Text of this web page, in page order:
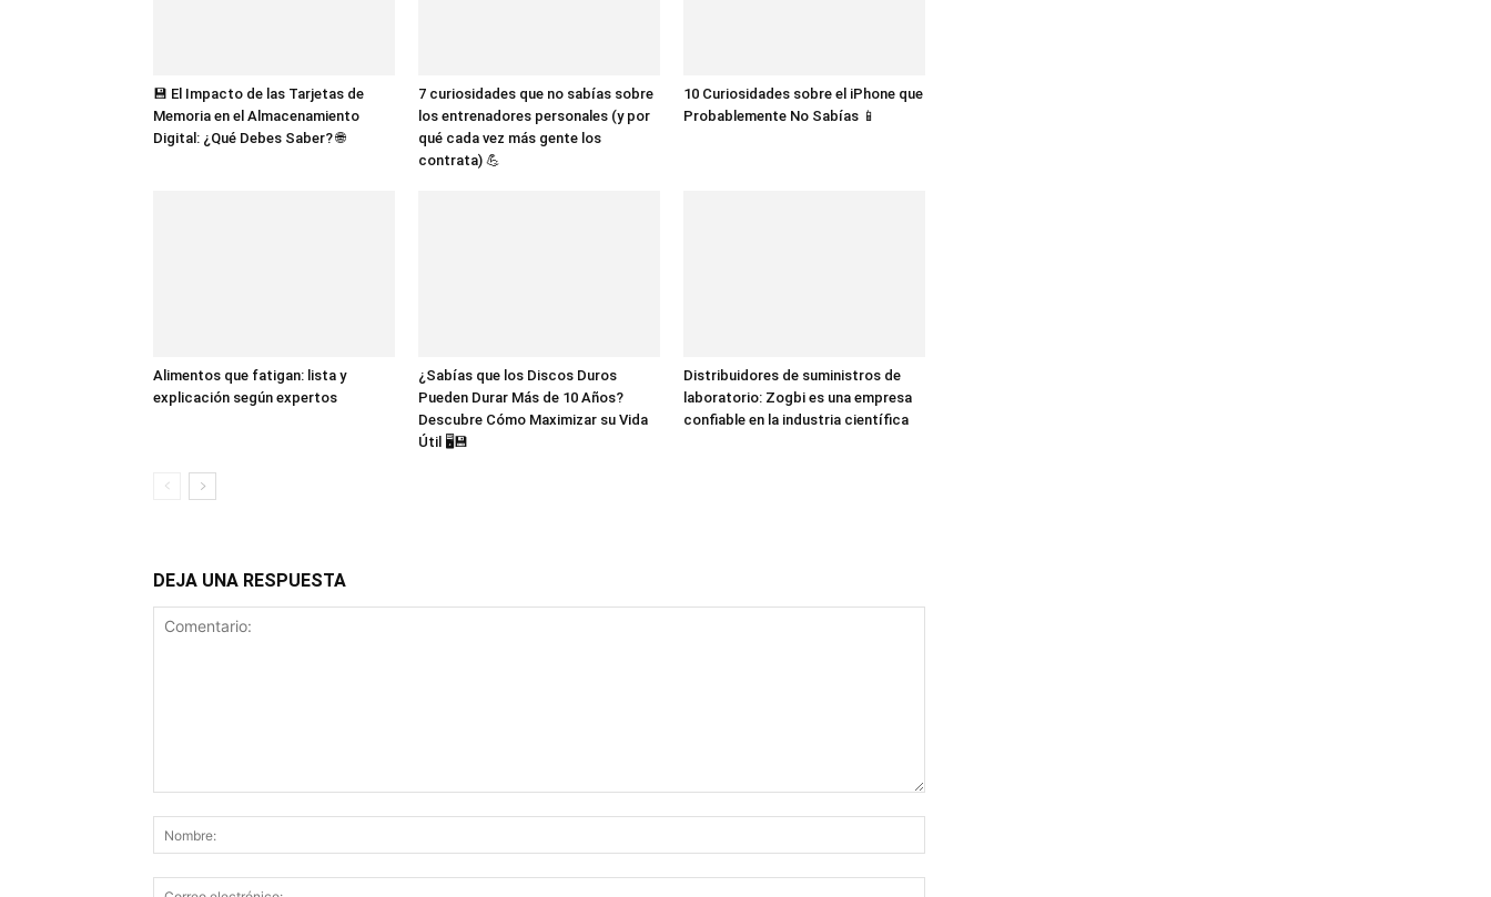
💾 El Impacto de las Tarjetas de
Memoria en el Almacenamiento
Digital: ¿Qué Debes Saber? 🌐
7 curiosidades que no sabías sobre
los entrenadores personales (y por
qué cada vez más gente los
contrata) 💪
10 Curiosidades sobre el iPhone que
Probablemente No Sabías 📱
Alimentos que fatigan: lista y
explicación según expertos
¿Sabías que los Discos Duros
Pueden Durar Más de 10 Años?
Descubre Cómo Maximizar su Vida
Útil 🖥️💾
Distribuidores de suministros de
laboratorio: Zogbi es una empresa
confiable en la industria científica
DEJA UNA RESPUESTA